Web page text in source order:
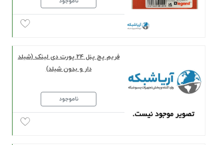
فریم پچ پنل 24 پورت دی لینک (شیلد
دار و بدون شیلد)
ناموجود